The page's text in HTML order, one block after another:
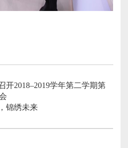
开2018–2019学年第二学期第
锦绣未来